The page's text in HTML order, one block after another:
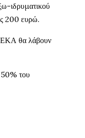
ιδρυματικού
200 ευρώ.
θα λάβουν
50% του